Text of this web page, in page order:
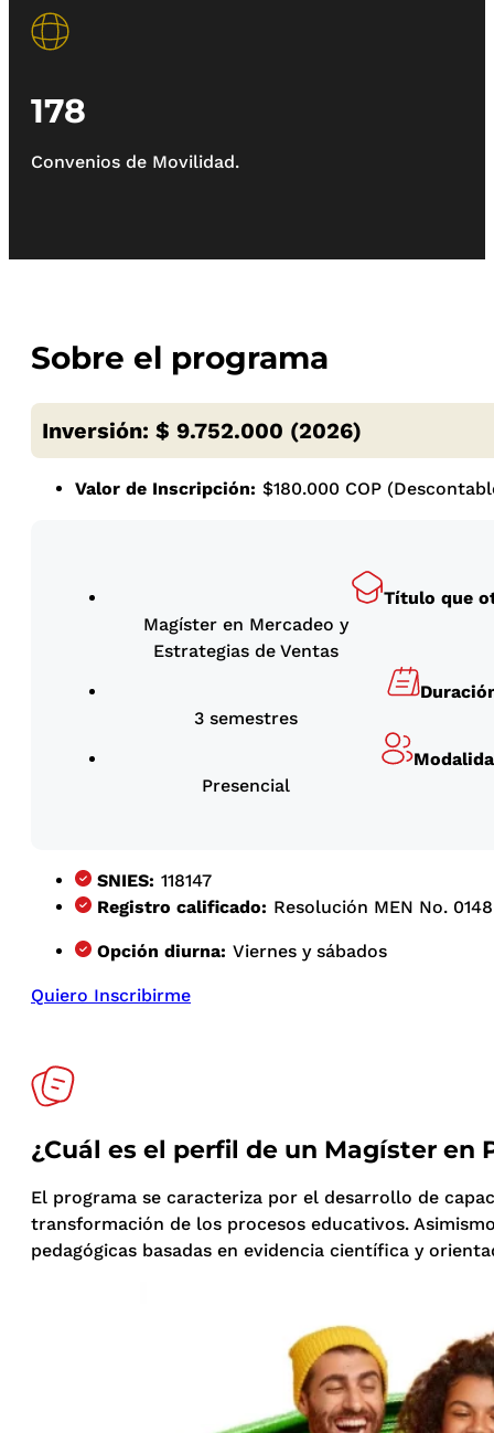
178
Convenios de Movilidad.
Sobre el programa
Inversión: $ 9.752.000 (2026)
Valor de Inscripción: $180.000 COP
Título que
Magíster en Mercadeo y
Estrategias de Ventas
3 semestres
Presencial
SNIES: 118147
Registro calificado: Resolución MEN No.
Opción diurna: Viernes y sábados
Quiero Inscribirme
¿Cuál es el perfil de un Magíster en
El programa se caracteriza por el desarrollo de
transformación de los procesos educativos.
pedagógicas basadas en evidencia científica y